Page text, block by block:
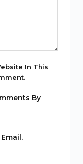
In This
By